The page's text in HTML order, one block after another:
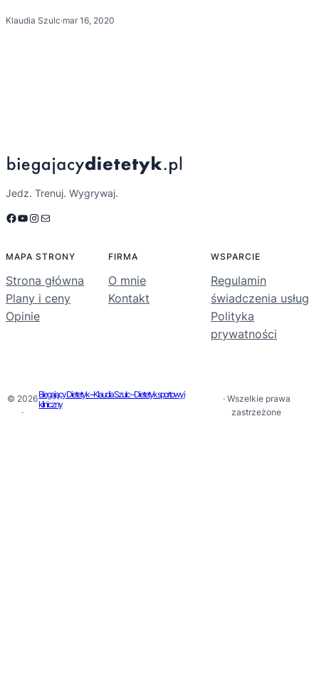
Klaudia Szulc·mar 16, 2020
Jedz. Trenuj. Wygrywaj.
Facebook YouTube Instagram Mail
MAPA STRONY
Strona główna
Plany i ceny
Opinie
FIRMA
O mnie
Kontakt
WSPARCIE
Regulamin
świadczenia usług
Polityka
prywatności
© 2026
·
Biegający Dietetyk – Klaudia Szulc – Dietetyk sportowy i
kliniczny
· Wszelkie prawa
zastrzeżone